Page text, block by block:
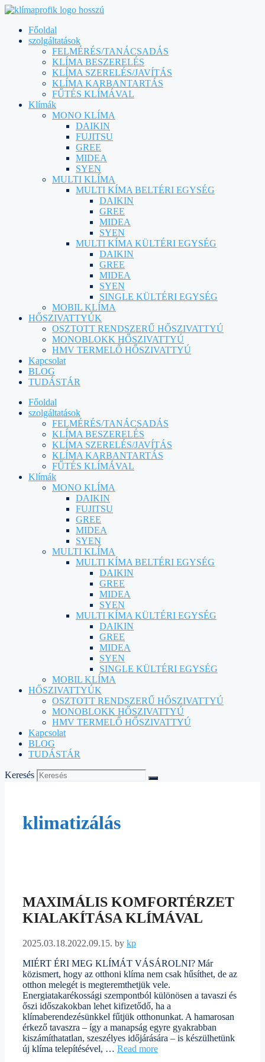
Főoldal
szolgáltatások
FELMÉRÉS/TANÁCSADÁS
KLÍMA BESZERELÉS
KLÍMA SZERELÉS/JAVÍTÁS
KLÍMA KARBANTARTÁS
FŰTÉS KLÍMÁVAL
Klímák
MONO KLÍMA
DAIKIN
FUJITSU
GREE
MIDEA
SYEN
MULTI KLÍMA
MULTI KÍMA BELTÉRI EGYSÉG
DAIKIN
GREE
MIDEA
SYEN
MULTI KÍMA KÜLTÉRI EGYSÉG
DAIKIN
GREE
MIDEA
SYEN
SINGLE KÜLTÉRI EGYSÉG
MOBIL KLÍMA
HŐSZIVATTYÚK
OSZTOTT RENDSZERŰ HŐSZIVATTYÚ
MONOBLOKK HŐSZIVATTYÚ
HMV TERMELŐ HŐSZIVATTYÚ
Kapcsolat
BLOG
TUDÁSTÁR
Főoldal
szolgáltatások
FELMÉRÉS/TANÁCSADÁS
KLÍMA BESZERELÉS
KLÍMA SZERELÉS/JAVÍTÁS
KLÍMA KARBANTARTÁS
FŰTÉS KLÍMÁVAL
Klímák
MONO KLÍMA
DAIKIN
FUJITSU
GREE
MIDEA
SYEN
MULTI KLÍMA
MULTI KÍMA BELTÉRI EGYSÉG
DAIKIN
GREE
MIDEA
SYEN
MULTI KÍMA KÜLTÉRI EGYSÉG
DAIKIN
GREE
MIDEA
SYEN
SINGLE KÜLTÉRI EGYSÉG
MOBIL KLÍMA
HŐSZIVATTYÚK
OSZTOTT RENDSZERŰ HŐSZIVATTYÚ
MONOBLOKK HŐSZIVATTYÚ
HMV TERMELŐ HŐSZIVATTYÚ
Kapcsolat
BLOG
TUDÁSTÁR
Keresés
klimatizálás
MAXIMÁLIS KOMFORTÉRZET
KIALAKÍTÁSA KLÍMÁVAL
2025.03.18.2022.09.15. by kp
MIÉRT ÉRI MEG KLÍMÁT VÁSÁROLNI? Már
közismert, hogy az otthoni klíma nem csak hűsíthet, de az
otthon melegét is megteremthetjük vele.
Energiatakarékossági szempontból különösen a tavaszi és
őszi időszakokban lehet kifizetődő, ha a
klímaberendezésünkkel fűtjük otthonunkat. A hamarosan
érkező tavaszra – így a manapság egyre gyakrabban
kiszámíthatatlan, szeszélyes időjárására – is készülhetünk
új klíma telepítésével, … Read more